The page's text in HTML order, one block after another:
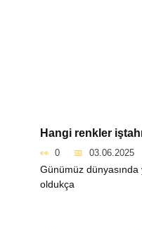
Hangi renkler
0 03.06.2025
Günümüz dünyasında
oldukça